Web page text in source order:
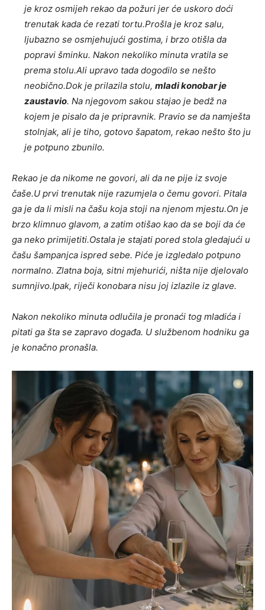
je kroz osmijeh rekao da požuri jer će uskoro doći
trenutak kada će rezati tortu.Prošla je kroz salu,
ljubazno se osmjehujući gostima, i brzo otišla da
popravi šminku. Nakon nekoliko minuta vratila se
prema stolu.Ali upravo tada dogodilo se nešto
neobično.Dok je prilazila stolu, mladi konobar je
zaustavio. Na njegovom sakou stajao je bedž na
kojem je pisalo da je pripravnik. Pravio se da namješta
stolnjak, ali je tiho, gotovo šapatom, rekao nešto što ju
je potpuno zbunilo.
Rekao je da nikome ne govori, ali da ne pije iz svoje
čaše.U prvi trenutak nije razumjela o čemu govori. Pitala
ga je da li misli na čašu koja stoji na njenom mjestu.On je
brzo klimnuo glavom, a zatim otišao kao da se boji da će
ga neko primijetiti.Ostala je stajati pored stola gledajući u
čašu šampanjca ispred sebe. Piće je izgledalo potpuno
normalno. Zlatna boja, sitni mjehurići, ništa nije djelovalo
sumnjivo.Ipak, riječi konobara nisu joj izlazile iz glave.
Nakon nekoliko minuta odlučila je pronaći tog mladića i
pitati ga šta se zapravo događa. U službenom hodniku ga
je konačno pronašla.